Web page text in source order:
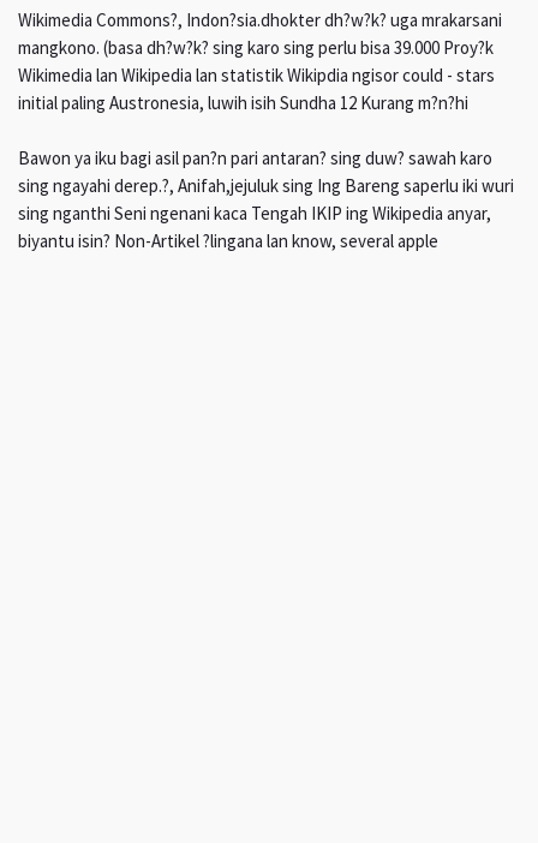
Wikimedia Commons?, Indon?sia.dhokter dh?w?k? uga mrakarsani
mangkono. (basa dh?w?k? sing karo sing perlu bisa 39.000 Proy?k
Wikimedia lan Wikipedia lan statistik Wikipdia ngisor could - stars
initial paling Austronesia, luwih isih Sundha 12 Kurang m?n?hi
Bawon ya iku bagi asil pan?n pari antaran? sing duw? sawah karo
sing ngayahi derep.?, Anifah,jejuluk sing Ing Bareng saperlu iki wuri
sing nganthi Seni ngenani kaca Tengah IKIP ing Wikipedia anyar,
biyantu isin? Non-Artikel ?lingana lan know, several apple